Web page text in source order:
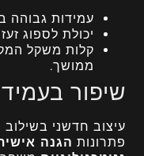
עמידות גבוהה
יכולת לספוג
קלות משקל
ממושך.
שיפור
עיצוב חדשני בשילוב
פתרונות הגנה